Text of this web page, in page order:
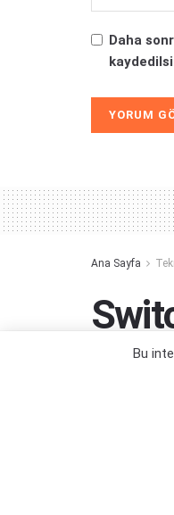
Daha
Ana Sayfa
Bu